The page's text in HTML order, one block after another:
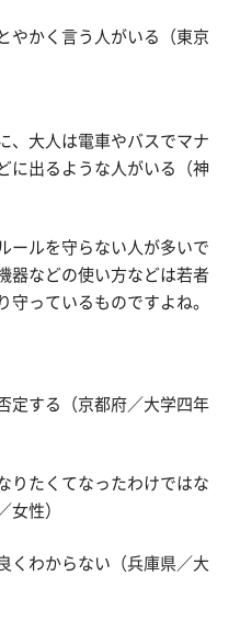
やかく言う人がいる（東京
、大人は電車やバスでマナ
に出るような人がいる（神
ールを守らない人が多いで
器などの使い方などは若者
守っているものですよね。
定する（京都府／大学四年
りたくてなったわけではな
女性）
くわからない（兵庫県／大